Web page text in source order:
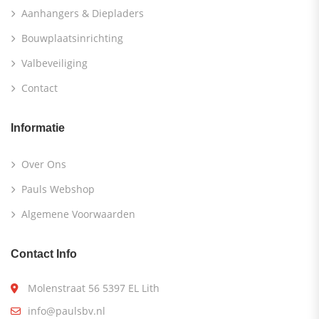
Aanhangers & Diepladers
Bouwplaatsinrichting
Valbeveiliging
Contact
Informatie
Over Ons
Pauls Webshop
Algemene Voorwaarden
Contact Info
Molenstraat 56 5397 EL Lith
info@paulsbv.nl